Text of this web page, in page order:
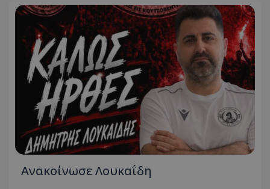
Ανακοίνωσε Λουκαΐδη